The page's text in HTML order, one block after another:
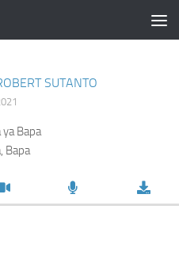
SUTANTO
Bapa
Bapa